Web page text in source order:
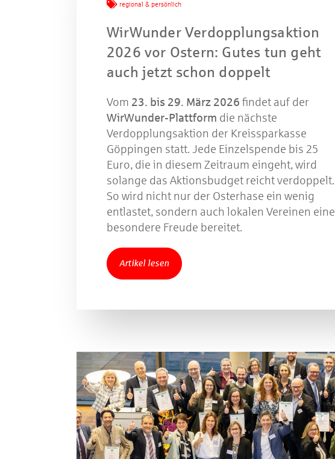
regional & persönlich
WirWunder Verdopplungsaktion
2026 vor Ostern: Gutes tun geht
auch jetzt schon doppelt
Vom 23. bis 29. März 2026 findet auf der
WirWunder-Plattform die nächste
Verdopplungsaktion der Kreissparkasse
Göppingen statt. Jede Einzelspende bis 25
Euro, die in diesem Zeitraum eingeht, wird
solange das Aktionsbudget reicht verdoppelt.
So wird nicht nur der Osterhase ein wenig
entlastet, sondern auch lokalen Vereinen eine
besondere Freude bereitet.
Artikel lesen